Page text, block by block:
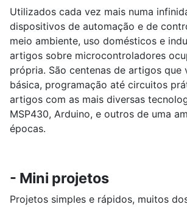
Utilizados cada vez mais numa
dispositivos de automação e de
meio ambiente, uso domésticos e
artigos sobre microcontroladores
própria. São centenas de artigos que
básica, programação até circuitos
artigos com as mais diversas
MSP430, Arduino, e outros de uma
épocas.
- Mini projetos
Projetos simples e rápidos, muitos